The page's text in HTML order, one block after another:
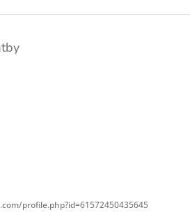
profile.php?id=61572450435645